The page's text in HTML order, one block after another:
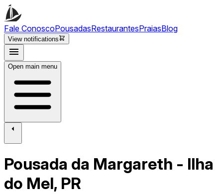
Fale ConoscoPousadasRestaurantesPraiasBlog
View notifications
Open main menu
Pousada da Margareth - Ilha
do Mel, PR